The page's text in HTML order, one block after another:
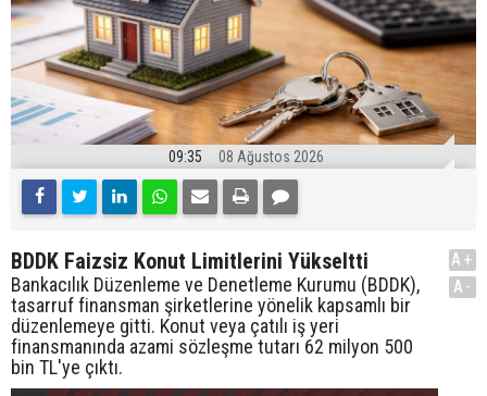
09:35 08 Ağustos 2026
BDDK Faizsiz Konut Limitlerini Yükseltti
Bankacılık Düzenleme ve Denetleme Kurumu (BDDK),
tasarruf finansman şirketlerine yönelik kapsamlı bir
düzenlemeye gitti. Konut veya çatılı iş yeri
finansmanında azami sözleşme tutarı 62 milyon 500
bin TL'ye çıktı.
A+
A-